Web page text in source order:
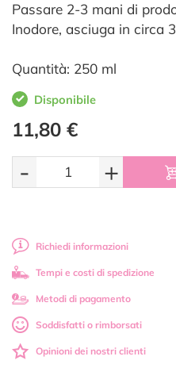
Passare 2-3 mani di
Inodore, asciuga in circa
Quantità: 250 ml
Disponibile
11,80 €
- +
Richiedi informazioni
Tempi e costi di spedizione
Metodi di pagamento
Soddisfatti o rimborsati
Opinioni dei nostri clienti